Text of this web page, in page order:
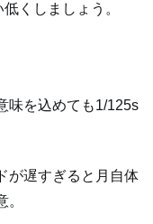
くしましょう。
味を込めても1/125s
が遅すぎると月自体